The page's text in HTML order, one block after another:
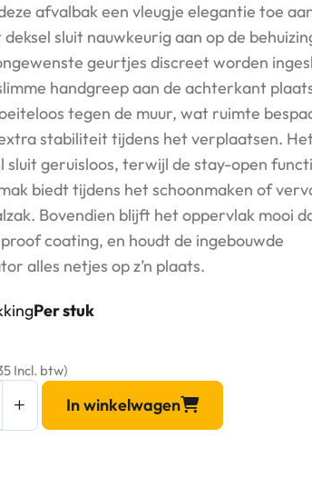
afvalbak een vleugje elegantie toe
sluit nauwkeurig aan op de
geurtjes discreet worden
handgreep aan de achterkant
tegen de muur, wat ruimte
stabiliteit tijdens het verplaatsen.
sluit geruisloos, terwijl de stay-open
biedt tijdens het schoonmaken of
Bovendien blijft het oppervlak mooi
coating, en houdt de ingebouwde
alles netjes op z’n plaats.
Per stuk
Incl. btw)
In winkelwagen